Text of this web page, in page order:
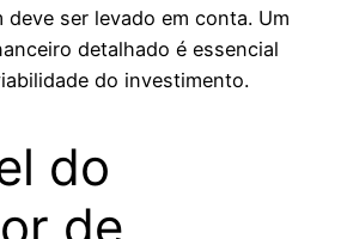
deve ser levado em conta. Um
detalhado é essencial
do investimento.
do
de